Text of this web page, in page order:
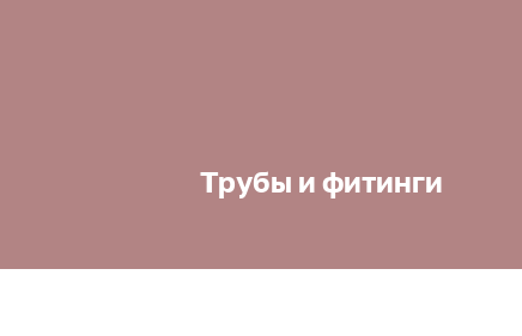
Трубы и фитинги